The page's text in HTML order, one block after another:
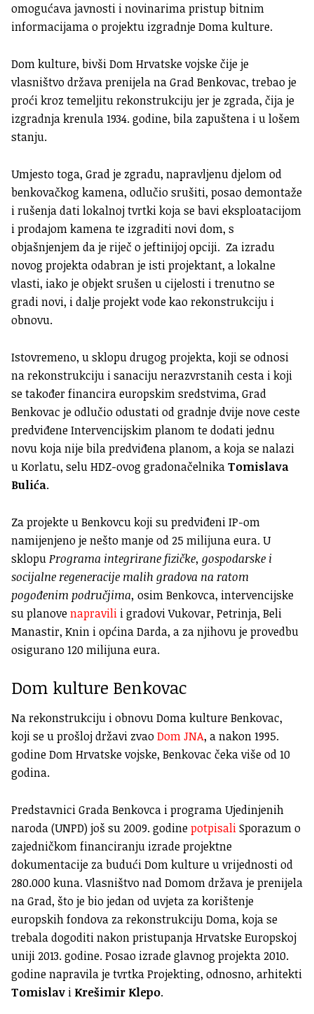
omogućava javnosti i novinarima pristup bitnim
informacijama o projektu izgradnje Doma kulture.
Dom kulture, bivši Dom Hrvatske vojske čije je
vlasništvo država prenijela na Grad Benkovac, trebao je
proći kroz temeljitu rekonstrukciju jer je zgrada, čija je
izgradnja krenula 1934. godine, bila zapuštena i u lošem
stanju.
Umjesto toga, Grad je zgradu, napravljenu djelom od
benkovačkog kamena, odlučio srušiti, posao demontaže
i rušenja dati lokalnoj tvrtki koja se bavi eksploatacijom
i prodajom kamena te izgraditi novi dom, s
objašnjenjem da je riječ o jeftinijoj opciji. Za izradu
novog projekta odabran je isti projektant, a lokalne
vlasti, iako je objekt srušen u cijelosti i trenutno se
gradi novi, i dalje projekt vode kao rekonstrukciju i
obnovu.
Istovremeno, u sklopu drugog projekta, koji se odnosi
na rekonstrukciju i sanaciju nerazvrstanih cesta i koji
se također financira europskim sredstvima, Grad
Benkovac je odlučio odustati od gradnje dvije nove ceste
predviđene Intervencijskim planom te dodati jednu
novu koja nije bila predviđena planom, a koja se nalazi
u Korlatu, selu HDZ-ovog gradonačelnikaTomislava
Bulića.
Za projekte u Benkovcu koji su predviđeni IP-om
namijenjeno je nešto manje od 25 milijuna eura. U
sklopuPrograma integrirane fizičke, gospodarske i
socijalne regeneracije malih gradova na ratom
pogođenim područjima, osim Benkovca, intervencijske
su planovenapravili i gradovi Vukovar, Petrinja, Beli
Manastir, Knin i općina Darda, a za njihovu je provedbu
osigurano 120 milijuna eura.
Dom kulture Benkovac
Na rekonstrukciju i obnovu Doma kulture Benkovac,
koji se u prošloj državi zvaoDom JNA, a nakon 1995.
godine Dom Hrvatske vojske, Benkovac čeka više od 10
godina.
Predstavnici Grada Benkovca i programa Ujedinjenih
naroda (UNPD) još su 2009. godinepotpisaliSporazum o
zajedničkom financiranju izrade projektne
dokumentacije za budući Dom kulture u vrijednosti od
280.000 kuna. Vlasništvo nad Domom država je prenijela
na Grad, što je bio jedan od uvjeta za korištenje
europskih fondova za rekonstrukciju Doma, koja se
trebala dogoditi nakon pristupanja Hrvatske Europskoj
uniji 2013. godine. Posao izrade glavnog projekta 2010.
godine napravila je tvrtka Projekting, odnosno, arhitekti
Tomislav i Krešimir Klepo.